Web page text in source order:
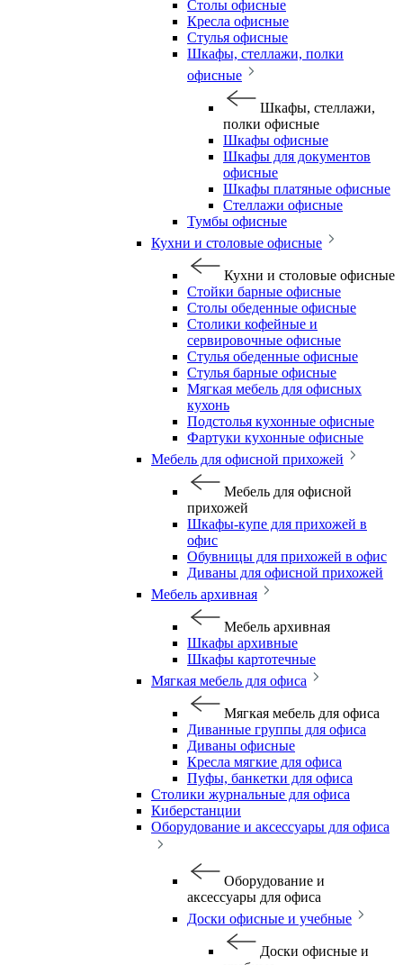
Столы офисные
Кресла офисные
Стулья офисные
Шкафы, стеллажи, полки
офисные
Шкафы, стеллажи,
полки офисные
Шкафы офисные
Шкафы для документов
офисные
Шкафы платяные офисные
Стеллажи офисные
Тумбы офисные
Кухни и столовые офисные
Кухни и столовые офисные
Стойки барные офисные
Столы обеденные офисные
Столики кофейные и
сервировочные офисные
Стулья обеденные офисные
Стулья барные офисные
Мягкая мебель для офисных
кухонь
Подстолья кухонные офисные
Фартуки кухонные офисные
Мебель для офисной прихожей
Мебель для офисной
прихожей
Шкафы-купе для прихожей в
офис
Обувницы для прихожей в офис
Диваны для офисной прихожей
Мебель архивная
Мебель архивная
Шкафы архивные
Шкафы картотечные
Мягкая мебель для офиса
Мягкая мебель для офиса
Диванные группы для офиса
Диваны офисные
Кресла мягкие для офиса
Пуфы, банкетки для офиса
Столики журнальные для офиса
Киберстанции
Оборудование и аксессуары для офиса
Оборудование и
аксессуары для офиса
Доски офисные и учебные
Доски офисные и